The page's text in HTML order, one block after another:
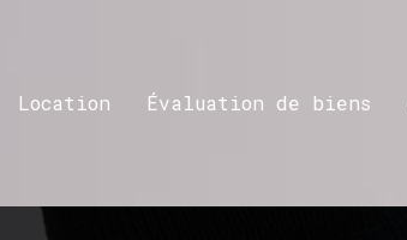
Location Évaluation de biens